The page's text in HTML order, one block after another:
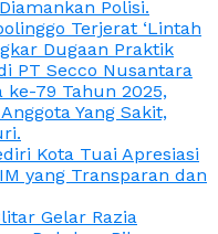
Polisi.
Terjerat ‘Lintah
Dugaan Praktik
PT Secco Nusantara
ke-79 Tahun 2025,
Yang Sakit,
Kota Tuai Apresiasi
yang Transparan dan
Gelar Razia